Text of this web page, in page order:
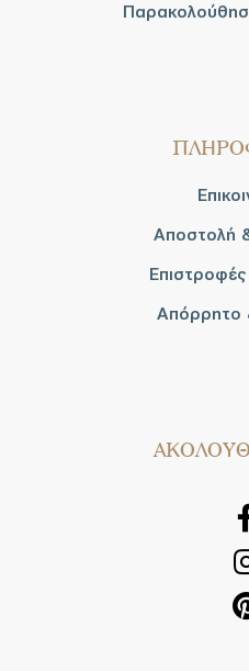
Αποστολή
Απόρρητο